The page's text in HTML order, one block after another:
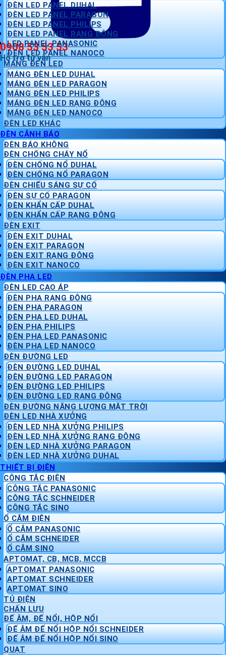
0908 53 53 53
Hỗ trợ tư vấn
ĐÈN LED PANEL DUHAL
ĐÈN LED PANEL PARAGON
ĐÈN LED PANEL PHILIPS
ĐÈN LED PANEL RẠNG ĐÔNG
LED PANEL PANASONIC
ĐÈN LED PANEL NANOCO
MÁNG ĐÈN LED
MÁNG ĐÈN LED DUHAL
MÁNG ĐÈN LED PARAGON
MÁNG ĐÈN LED PHILIPS
MÁNG ĐÈN LED RẠNG ĐÔNG
MÁNG ĐÈN LED NANOCO
ĐÈN LED KHÁC
ĐÈN CẢNH BÁO
ĐÈN BÁO KHÔNG
ĐÈN CHỐNG CHÁY NỔ
ĐÈN CHỐNG NỔ DUHAL
ĐÈN CHỐNG NỔ PARAGON
ĐÈN CHIẾU SÁNG SỰ CỐ
ĐÈN SỰ CỐ PARAGON
ĐÈN KHẨN CẤP DUHAL
ĐÈN KHẨN CẤP RẠNG ĐÔNG
ĐÈN EXIT
ĐÈN EXIT DUHAL
ĐÈN EXIT PARAGON
ĐÈN EXIT RẠNG ĐÔNG
ĐÈN EXIT NANOCO
ĐÈN PHA LED
ĐÈN LED CAO ÁP
ĐÈN PHA RẠNG ĐÔNG
ĐÈN PHA PARAGON
ĐÈN PHA LED DUHAL
ĐÈN PHA PHILIPS
ĐÈN PHA LED PANASONIC
ĐÈN PHA LED NANOCO
ĐÈN ĐƯỜNG LED
ĐÈN ĐƯỜNG LED DUHAL
ĐÈN ĐƯỜNG LED PARAGON
ĐÈN ĐƯỜNG LED PHILIPS
ĐÈN ĐƯỜNG LED RẠNG ĐÔNG
ĐÈN ĐƯỜNG NĂNG LƯỢNG MẶT TRỜI
ĐÈN LED NHÀ XƯỞNG
ĐÈN LED NHÀ XƯỞNG PHILIPS
ĐÈN LED NHÀ XƯỞNG RẠNG ĐÔNG
ĐÈN LED NHÀ XƯỞNG PARAGON
ĐÈN LED NHÀ XƯỞNG DUHAL
THIẾT BỊ ĐIỆN
CÔNG TẮC ĐIỆN
CÔNG TẮC PANASONIC
CÔNG TẮC SCHNEIDER
CÔNG TẮC SINO
Ổ CẮM ĐIỆN
Ổ CẮM PANASONIC
Ổ CẮM SCHNEIDER
Ổ CẮM SINO
APTOMAT, CB, MCB, MCCB
APTOMAT PANASONIC
APTOMAT SCHNEIDER
APTOMAT SINO
TỦ ĐIỆN
CHẤN LƯU
ĐẾ ÂM, ĐẾ NỔI, HỘP NỔI
ĐẾ ÂM ĐẾ NỔI HỘP NỔI SCHNEIDER
ĐẾ ÂM ĐẾ NỔI HỘP NỔI SINO
QUẠT